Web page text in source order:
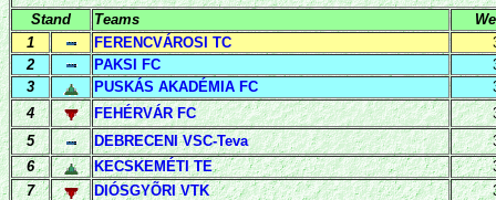
Stand Teams
1
FERENCVÁROSI TC
2
PAKSI FC
3
PUSKÁS AKADÉMIA FC
4
FEHÉRVÁR FC
5
DEBRECENI VSC-Teva
6
KECSKEMÉTI TE
7
DIÓSGYÕRI VTK